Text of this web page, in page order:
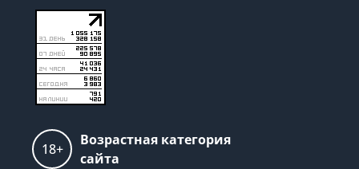
18+
Возрастная категория
сайта